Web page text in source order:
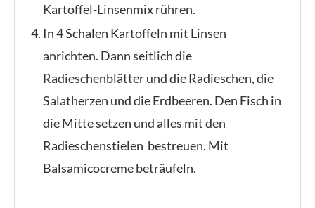
Kartoffel-Linsenmix rühren.
In 4 Schalen Kartoffeln mit Linsen
anrichten. Dann seitlich die
Radieschenblätter und die Radieschen, die
Salatherzen und die Erdbeeren. Den Fisch in
die Mitte setzen und alles mit den
Radieschenstielen bestreuen. Mit
Balsamicocreme beträufeln.